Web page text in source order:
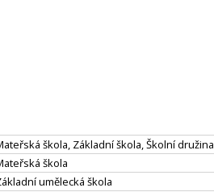
škola, Základní škola, Školní družina
škola
umělecká škola